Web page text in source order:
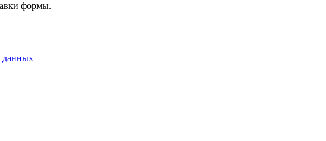
формы.
данных